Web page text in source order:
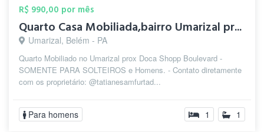
R$ 990,00 por mês
Quarto Casa Mobiliada,bairro Umarizal pr...
Umarizal, Belém - PA
Quarto Mobiliado no Umarizal prox Doca Shopp Boulevard -
SOMENTE PARA SOLTEIROS e Homens. - Contato diretamente
com os proprietário: @tatianesamfurtad...
Para homens 1 1